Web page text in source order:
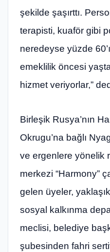
şekilde şaşırttı.
terapisti, kuaför gibi
neredeyse yüzde
emeklilik öncesi
hizmet veriyorlar,”
Birleşik Rusya’nın
Okrugu’na bağlı
ve ergenlere yönelik
merkezi “Harmony”
gelen üyeler,
sosyal kalkınma
meclisi, belediye
şubesinden fahri